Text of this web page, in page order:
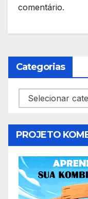
comentário.
Categorias
Categorias
PROJETO